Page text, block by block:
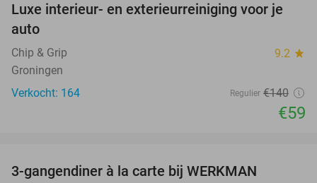
58%
Luxe interieur- en exterieurreiniging voor je
auto
Chip & Grip 9.2 star
Groningen
Verkocht: 164
Regulier €140
€59
3-gangendiner à la carte bij WERKMAN